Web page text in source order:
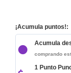
¡Acumula puntos!:
Acumula
comprando
1 Punto